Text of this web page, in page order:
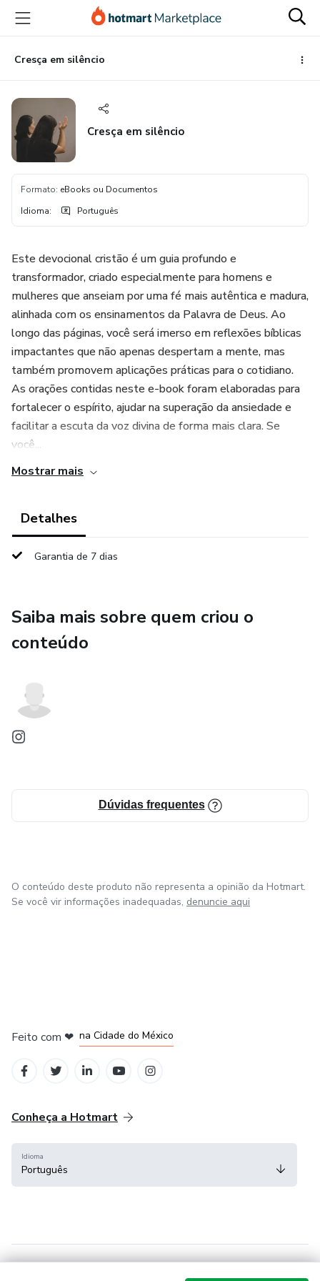
para
conteúdo
principal
para
pagamento
para
rodapé
Cresça em silêncio
Cresça em silêncio
Formato: eBooks ou Documentos
Idioma: Português
Este devocional cristão é um guia profundo e
transformador, criado especialmente para homens e
mulheres que anseiam por uma fé mais autêntica e madura,
alinhada com os ensinamentos da Palavra de Deus. Ao
longo das páginas, você será imerso em reflexões bíblicas
impactantes que não apenas despertam a mente, mas
também promovem aplicações práticas para o cotidiano.
As orações contidas neste e-book foram elaboradas para
fortalecer o espírito, ajudar na superação da ansiedade e
facilitar a escuta da voz divina de forma mais clara. Se
você...
Mostrar mais
Detalhes
Garantia de 7 dias
Saiba mais sobre quem criou o
conteúdo
Dúvidas frequentes
O conteúdo deste produto não representa a opinião da Hotmart.
Se você vir informações inadequadas, denuncie aqui
Feito com ❤ na Cidade do México
Conheça a Hotmart
Idioma
Português